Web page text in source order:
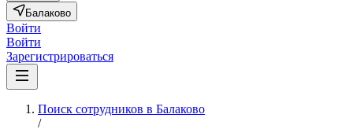
Балаково
Войти
Войти
Зарегистрироваться
Поиск сотрудников в Балаково
/